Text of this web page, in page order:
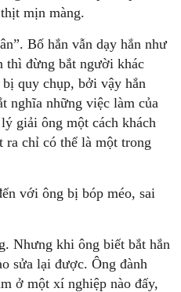
mịn màng.
Bố hắn vẫn dạy hắn như
thì đừng bắt người khác
quy chụp, bởi vậy hắn
nghĩa những việc làm của
giải ông một cách khách
ra chỉ có thể là một trong
với ông bị bóp méo, sai
Nhưng khi ông biết bắt hắn
sửa lại được. Ông đành
ở một xí nghiệp nào đấy,